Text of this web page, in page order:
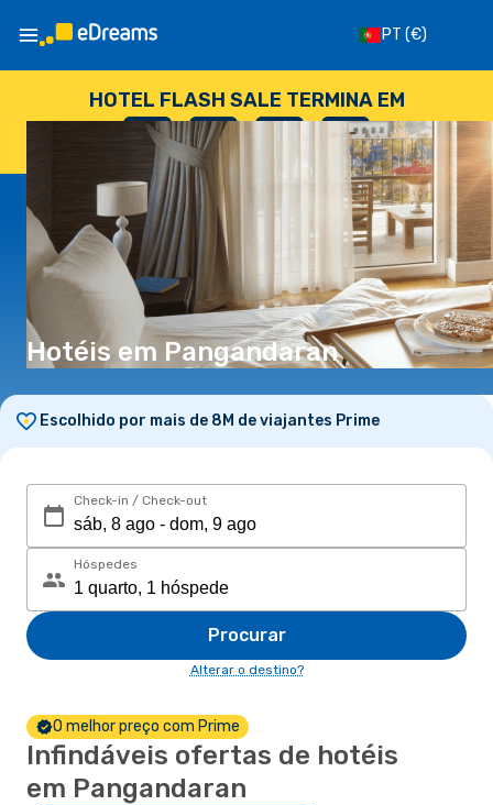
PT (€)
HOTEL FLASH SALE TERMINA EM
--
DIAS
: --
HORAS
: --
SEGUNDOS
Hotéis em Pangandaran
Escolhido por mais de 8M de viajantes Prime
Check-in / Check-out
Hóspedes
Procurar
Alterar o destino?
O melhor preço com Prime
Infindáveis ofertas de hotéis
em Pangandaran